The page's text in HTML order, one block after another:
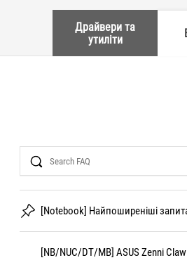
Драйвери та
утиліти
Search
[Notebook] Найпоширеніші
[NB/NUC/DT/MB] ASUS Zenni